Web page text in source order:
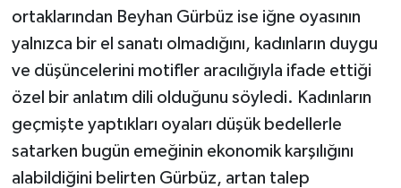
ortaklarından Beyhan Gürbüz ise iğne oyasının
yalnızca bir el sanatı olmadığını, kadınların duygu
ve düşüncelerini motifler aracılığıyla ifade ettiği
özel bir anlatım dili olduğunu söyledi. Kadınların
geçmişte yaptıkları oyaları düşük bedellerle
satarken bugün emeğinin ekonomik karşılığını
alabildiğini belirten Gürbüz, artan talep